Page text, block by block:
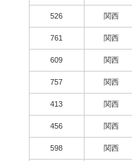
526 関西
761 関西
609 関西
757 関西
413 関西
456 関西
598 関西